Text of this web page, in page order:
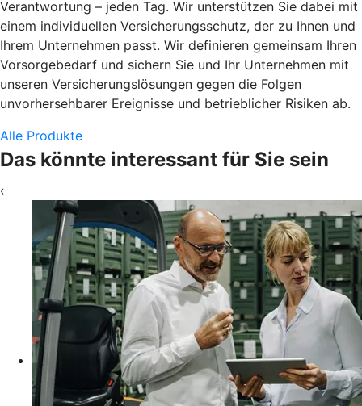
Verantwortung – jeden Tag. Wir unterstützen Sie dabei mit
einem individuellen Versicherungsschutz, der zu Ihnen und
Ihrem Unternehmen passt. Wir definieren gemeinsam Ihren
Vorsorgebedarf und sichern Sie und Ihr Unternehmen mit
unseren Versicherungslösungen gegen die Folgen
unvorhersehbarer Ereignisse und betrieblicher Risiken ab.
Alle Produkte
Das könnte interessant für Sie sein
‹